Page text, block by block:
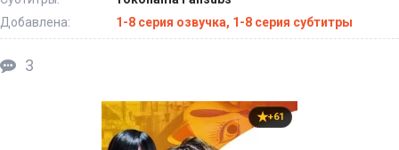
Добавлена:
1-8 серия озвучка, 1-8 серия субтитры
3
+61